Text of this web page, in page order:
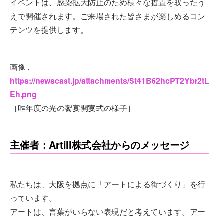
イベントは、感染拡大防止のため様々な措置を取ったう
えで開催されます。ご来場された皆さまが楽しめるコン
テンツを提供します。
画像 :
https://newscast.jp/attachments/St41B62hcPT2Ybr2tL
Eh.png
［昨年度の光の饗宴開宴式の様子］
主催者：Artill株式会社からのメッセージ
私たちは、大阪を拠点に「アートによる街づくり」を行
っています。
アートは、言葉がいらない表現だと考えています。アー